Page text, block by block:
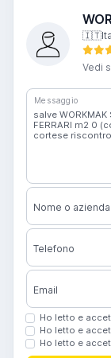
🇮🇹
Vedi
Messaggio
Nome o azienda
Telefono
Email
Ho letto e
Ho letto e
Ho letto e